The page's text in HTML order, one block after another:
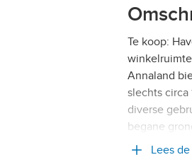
Te koop:
Annaland
slechts
diverse
begane
Lees